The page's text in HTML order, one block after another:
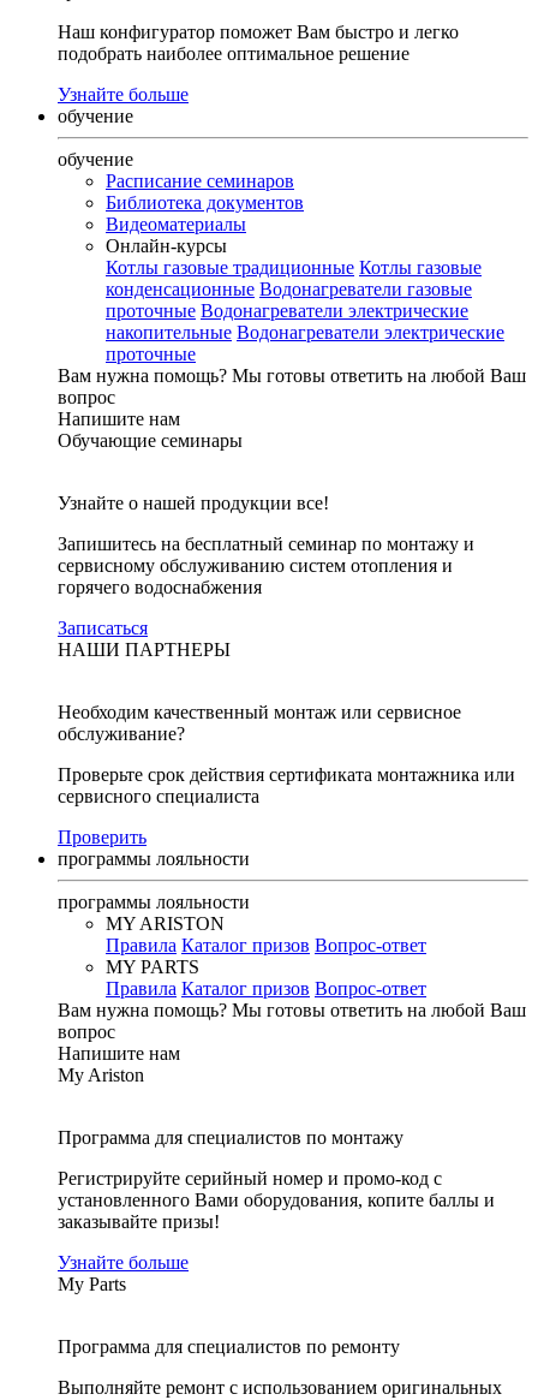
Наш конфигуратор поможет Вам быстро и легко
подобрать наиболее оптимальное решение
Узнайте больше
обучение
обучение
Расписание семинаров
Библиотека документов
Видеоматериалы
Онлайн-курсы
Котлы газовые традиционные Котлы газовые
конденсационные Водонагреватели газовые
проточные Водонагреватели электрические
накопительные Водонагреватели электрические
проточные
Вам нужна помощь? Мы готовы ответить на любой Ваш
вопрос
Напишите нам
Обучающие семинары
Узнайте о нашей продукции все!
Запишитесь на бесплатный семинар по монтажу и
сервисному обслуживанию систем отопления и
горячего водоснабжения
Записаться
НАШИ ПАРТНЕРЫ
Необходим качественный монтаж или сервисное
обслуживание?
Проверьте срок действия сертификата монтажника или
сервисного специалиста
Проверить
программы лояльности
программы лояльности
MY ARISTON
Правила Каталог призов Вопрос-ответ
MY PARTS
Правила Каталог призов Вопрос-ответ
Вам нужна помощь? Мы готовы ответить на любой Ваш
вопрос
Напишите нам
My Ariston
Программа для специалистов по монтажу
Регистрируйте серийный номер и промо-код с
установленного Вами оборудования, копите баллы и
заказывайте призы!
Узнайте больше
My Parts
Программа для специалистов по ремонту
Выполняйте ремонт с использованием оригинальных